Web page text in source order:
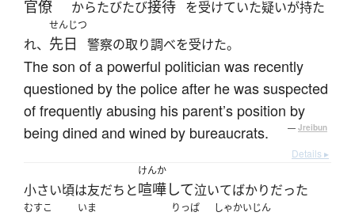
官僚 からたびたび接待 を受けていた疑いが持た
れ、
せんじつ
先日 警察の取り調べを受けた。
The son of a powerful politician was recently
questioned by the police after he was suspected
of frequently abusing his parent’s position by
being dined and wined by bureaucrats.
— Jreibun
Details ▸
小さい頃は友だちと
けんか
喧嘩して泣いてばかりだった
むすこ いま りっぱ しゃかいじん